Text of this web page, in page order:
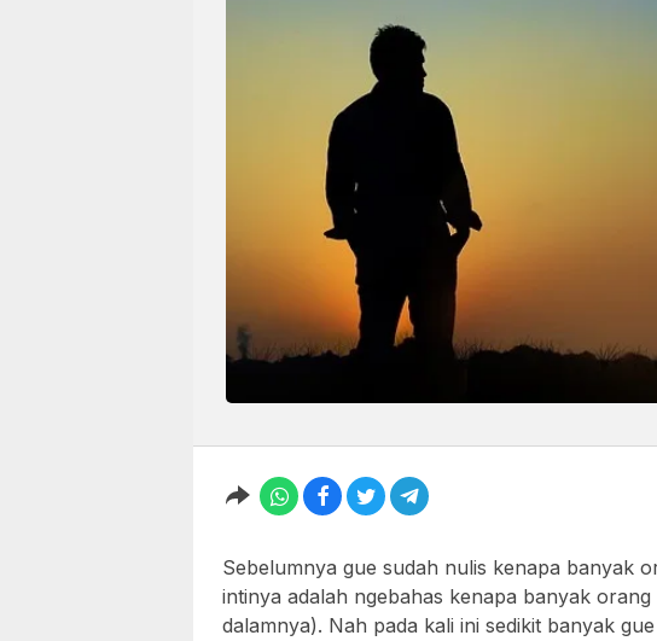
Sebelumnya gue sudah nulis kenapa banyak
intinya adalah ngebahas kenapa banyak
dalamnya). Nah pada kali ini sedikit banyak